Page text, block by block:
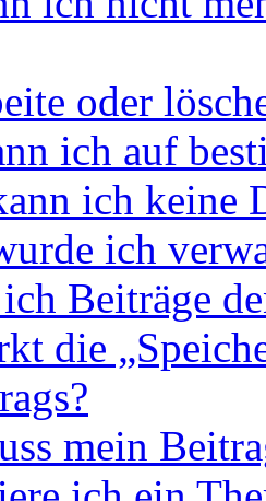
oder
ich auf
ich keine
ich
Beiträge
die
mein